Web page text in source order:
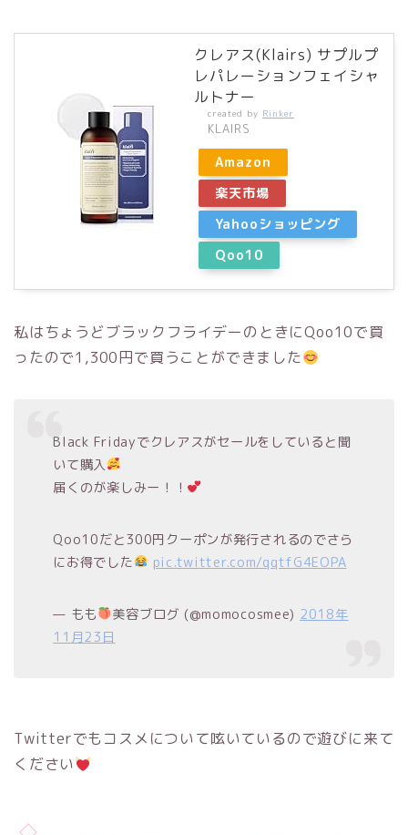
クレアス(Klairs) サプルプ
レパレーションフェイシャ
ルトナー
created by Rinker
KLAIRS
Amazon
楽天市場
Yahooショッピング
Qoo10
私はちょうどブラックフライデーのときにQoo10で買
ったので1,300円で買うことができました
Black Fridayでクレアスがセールをしていると聞
いて購入
届くのが楽しみー！！
Qoo10だと300円クーポンが発行されるのでさら
にお得でした
pic.twitter.com/qqtfG4EOPA
— もも 美容ブログ (@momocosmee) 2018年
11月23日
Twitterでもコスメについて呟いているので遊びに来て
ください